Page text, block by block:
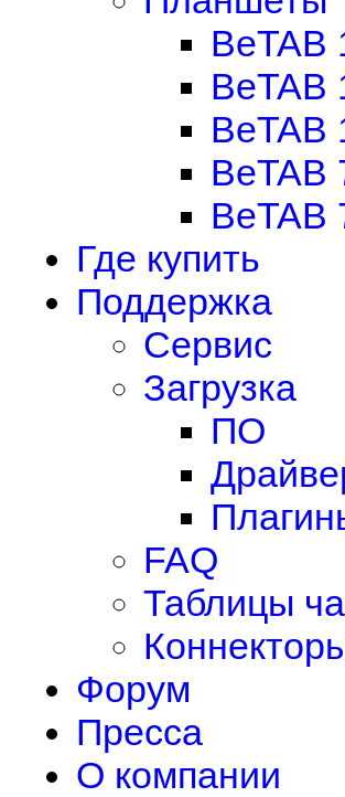
BeTAB
BeTAB
BeTAB
BeTAB
BeTAB
Где купить
Поддержка
Сервис
Загрузка
ПО
FAQ
Таблицы
Форум
Пресса
О компании